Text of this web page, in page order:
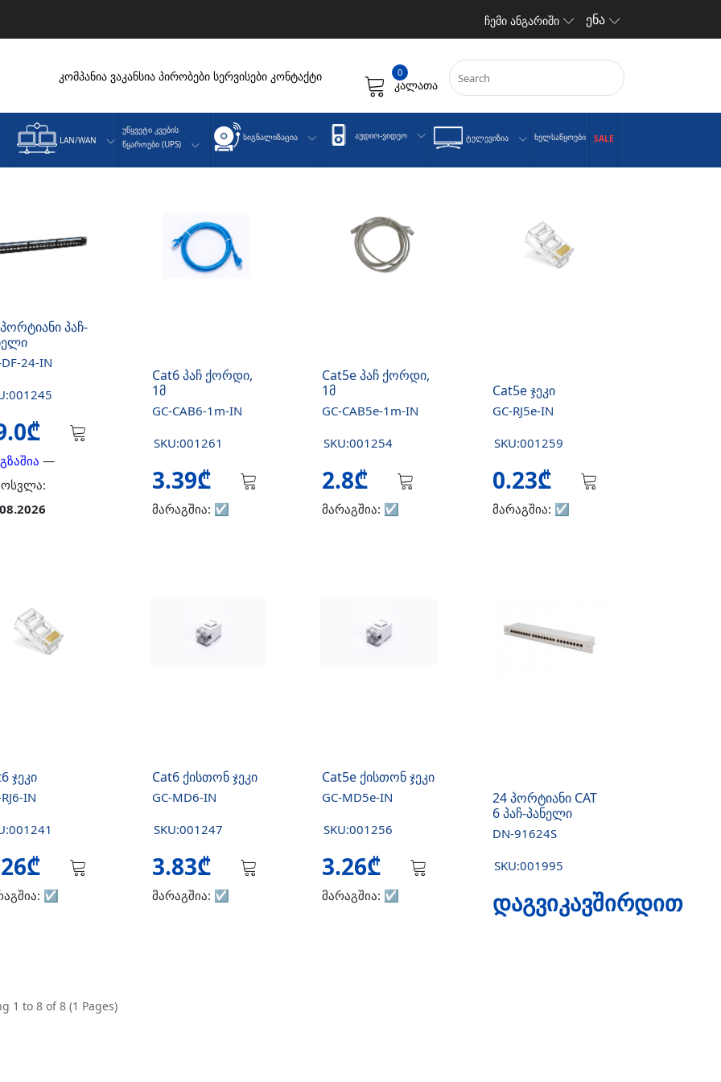
ჩემი ანგარიში ენა
კომპანია ვაკანსია პირობები სერვისები კონტაქტი 0
კალათა
LAN/WAN
Უწყვეტი Კვების
Წყაროები (UPS)
Სიგნალიზაცია Აუდიო-Ვიდეო Ტელევიზია Ხელსაწყოები SALE
პაჩ-
DF-24-IN
—
Cat6 პაჩ ქორდი,
1მ
GC-CAB6-1m-IN
SKU:001261
3.39₾
მარაგშია: ☑️
Cat5e პაჩ ქორდი,
1მ
GC-CAB5e-1m-IN
SKU:001254
2.8₾
მარაგშია: ☑️
Cat5e ჯეკი
GC-RJ5e-IN
SKU:001259
0.23₾
მარაგშია: ☑️
ჯეკი
IN
☑️
Cat6 ქისთონ ჯეკი
GC-MD6-IN
SKU:001247
3.83₾
მარაგშია: ☑️
Cat5e ქისთონ ჯეკი
GC-MD5e-IN
SKU:001256
3.26₾
მარაგშია: ☑️
24 პორტიანი CAT
6 პაჩ-პანელი
DN-91624S
SKU:001995
დაგვიკავშირდით
1 to 8 of 8 (1 Pages)